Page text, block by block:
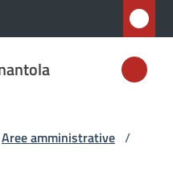
Aree amministrative /